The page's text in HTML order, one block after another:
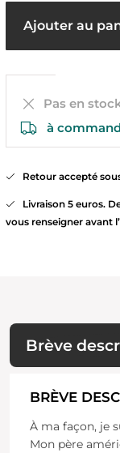
Ajouter au
Pas en
à
Retour accepté
Livraison 5 euros.
vous renseigner avant
Brève
BRÈVE
À ma façon, je
Mon père